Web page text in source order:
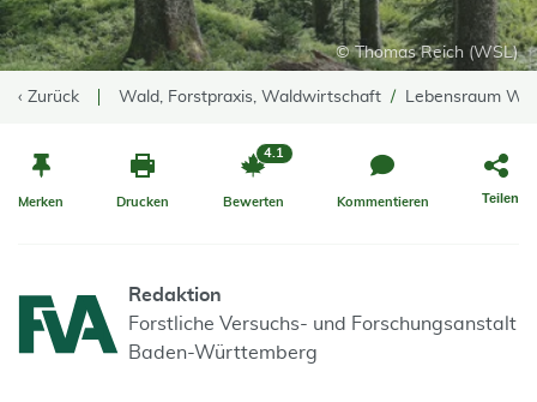
© Thomas Reich (WSL)
‹ Zurück Wald, Forstpraxis, Waldwirtschaft Lebensraum
Merken Drucken Bewerten
4.1
Kommentieren Teilen
Redaktion
Forstliche Versuchs- und Forschungsanstalt
Baden-Württemberg